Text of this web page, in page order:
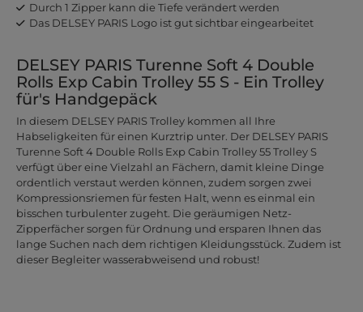
Durch 1 Zipper kann die Tiefe verändert werden
Das DELSEY PARIS Logo ist gut sichtbar eingearbeitet
DELSEY PARIS Turenne Soft 4 Double
Rolls Exp Cabin Trolley 55 S - Ein Trolley
für's Handgepäck
In diesem DELSEY PARIS Trolley kommen all Ihre
Habseligkeiten für einen Kurztrip unter. Der DELSEY PARIS
Turenne Soft 4 Double Rolls Exp Cabin Trolley 55 Trolley S
verfügt über eine Vielzahl an Fächern, damit kleine Dinge
ordentlich verstaut werden können, zudem sorgen zwei
Kompressionsriemen für festen Halt, wenn es einmal ein
bisschen turbulenter zugeht. Die geräumigen Netz-
Zipperfächer sorgen für Ordnung und ersparen Ihnen das
lange Suchen nach dem richtigen Kleidungsstück. Zudem ist
dieser Begleiter wasserabweisend und robust!